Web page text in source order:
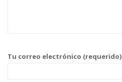
Tu correo electrónico (requerido)